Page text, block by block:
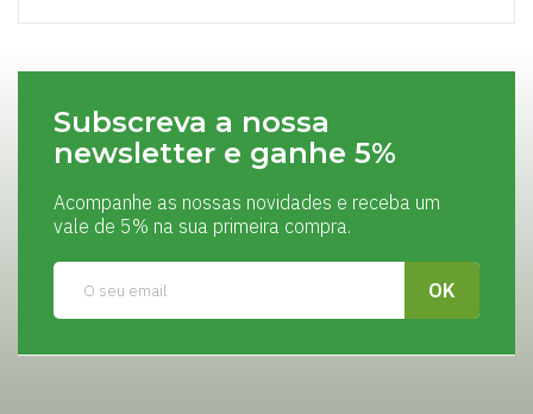
Subscreva a nossa
newsletter e ganhe 5%
Acompanhe as nossas novidades e receba um
vale de 5% na sua primeira compra.